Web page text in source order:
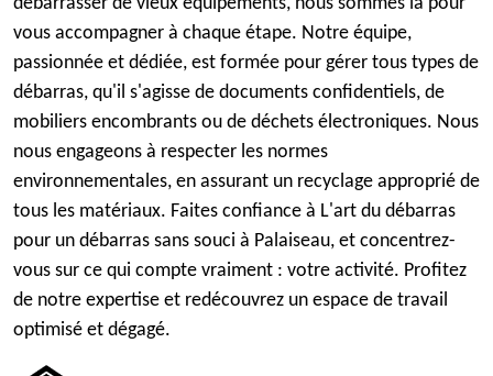
vous accompagner à chaque étape. Notre équipe,
passionnée et dédiée, est formée pour gérer tous types de
débarras, qu'il s'agisse de documents confidentiels, de
mobiliers encombrants ou de déchets électroniques. Nous
nous engageons à respecter les normes
environnementales, en assurant un recyclage approprié de
tous les matériaux. Faites confiance à L'art du débarras
pour un débarras sans souci à Palaiseau, et concentrez-
vous sur ce qui compte vraiment : votre activité. Profitez
de notre expertise et redécouvrez un espace de travail
optimisé et dégagé.